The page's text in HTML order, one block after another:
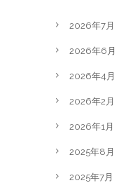
2026年7月
2026年6月
2026年4月
2026年2月
2026年1月
2025年8月
2025年7月